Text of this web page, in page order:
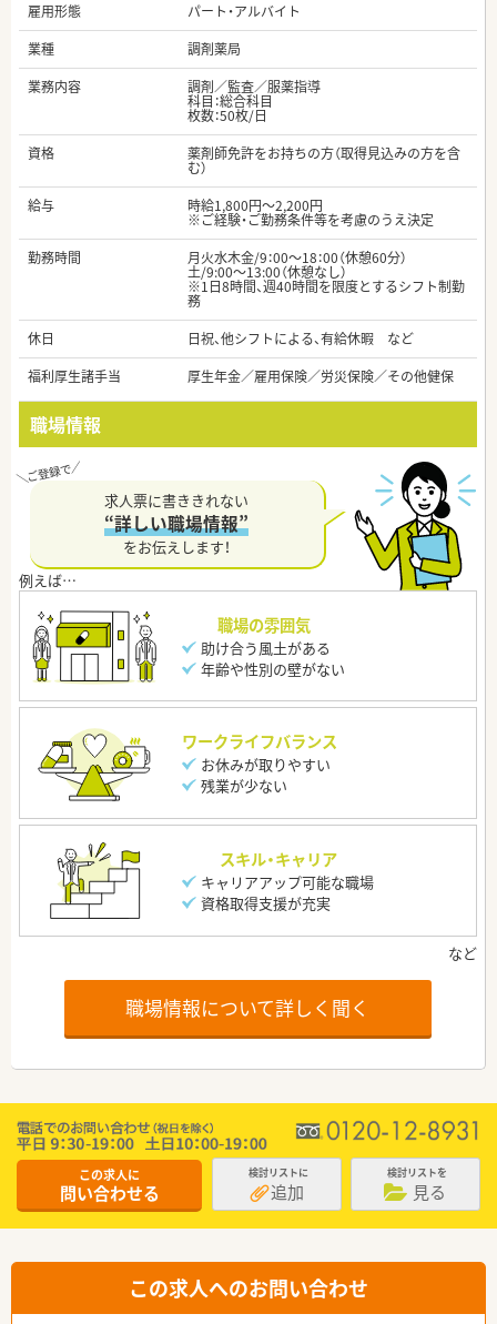
雇用形態
パート・アルバイト
業種
調剤薬局
業務内容
調剤／監査／服薬指導
科目：総合科目
枚数：50枚/日
資格
薬剤師免許をお持ちの方（取得見込みの方を含
む）
給与
時給1,800円～2,200円
※ご経験・ご勤務条件等を考慮のうえ決定
勤務時間
月火水木金/9：00～18：00（休憩60分）
土/9:00～13:00（休憩なし）
※1日8時間、週40時間を限度とするシフト制勤
務
休日
日祝、他シフトによる、有給休暇 など
福利厚生諸手当
厚生年金／雇用保険／労災保険／その他健保
職場情報
求人票に書ききれない
“詳しい職場情報”
をお伝えします！
職場の雰囲気
助け合う風土がある
年齢や性別の壁がない
ワークライフバランス
お休みが取りやすい
残業が少ない
スキル・キャリア
キャリアアップ可能な職場
資格取得支援が充実
職場情報について詳しく聞く
この求人に
問い合わせる
検討リストに
追加
検討リストを
見る
この求人へのお問い合わせ